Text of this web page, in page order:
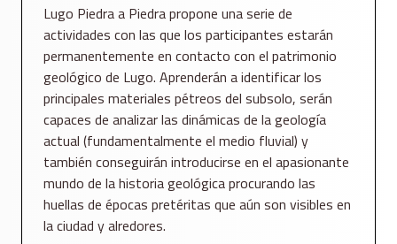
Lugo Piedra a Piedra propone una serie de
actividades con las que los participantes estarán
permanentemente en contacto con el patrimonio
geológico de Lugo. Aprenderán a identificar los
principales materiales pétreos del subsolo, serán
capaces de analizar las dinámicas de la geología
actual (fundamentalmente el medio fluvial) y
también conseguirán introducirse en el apasionante
mundo de la historia geológica procurando las
huellas de épocas pretéritas que aún son visibles en
la ciudad y alredores.